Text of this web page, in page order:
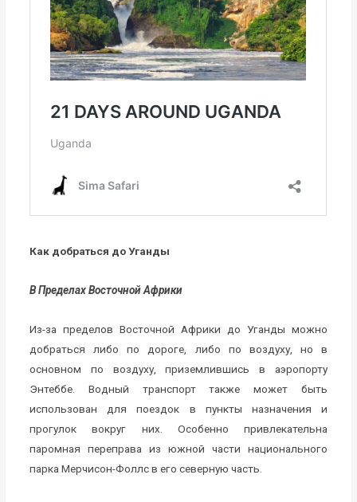
Как добраться до Уганды
В Пределах Восточной Африки
Из-за пределов Восточной Африки до Уганды можно
добраться либо по дороге, либо по воздуху, но в
основном по воздуху, приземлившись в аэропорту
Энтеббе. Водный транспорт также может быть
использован для поездок в пункты назначения и
прогулок вокруг них. Особенно привлекательна
паромная переправа из южной части национального
парка Мерчисон-Фоллс в его северную часть.